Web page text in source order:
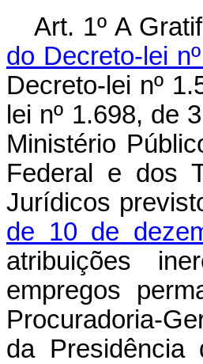
Art. 1º A
do Decreto-lei
Decreto-lei nº
lei nº 1.698, de
Ministério
Federal e dos
Jurídicos
de 10 de
atribuições
empregos
Procuradoria-
da Presidência